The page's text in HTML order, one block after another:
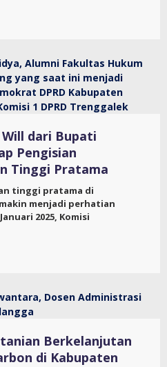
dari Bupati
Pengisian
Tinggi Pratama
tinggi pratama di
menjadi perhatian
2025, Komisi
Berkelanjutan
di Kabupaten